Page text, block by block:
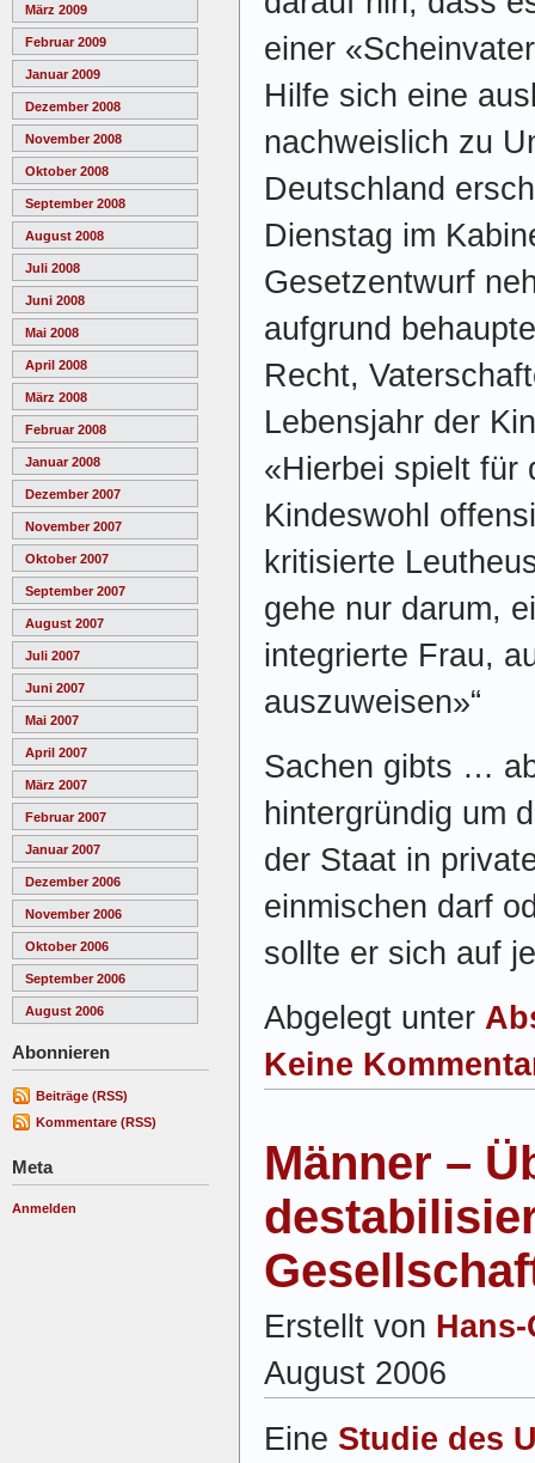
März 2009
Februar 2009
Januar 2009
Dezember 2008
November 2008
Oktober 2008
September 2008
August 2008
Juli 2008
Juni 2008
Mai 2008
April 2008
März 2008
Februar 2008
Januar 2008
Dezember 2007
November 2007
Oktober 2007
September 2007
August 2007
Juli 2007
Juni 2007
Mai 2007
April 2007
März 2007
Februar 2007
Januar 2007
Dezember 2006
November 2006
Oktober 2006
September 2006
August 2006
Abonnieren
Beiträge (RSS)
Kommentare (RSS)
Meta
Anmelden
einer
Hilfe sich eine
nachweislich zu
Deutschland
Dienstag im
Gesetzentwurf
aufgrund
Recht,
Lebensjahr der
«Hierbei spielt für
Kindeswohl
kritisierte
gehe nur darum,
integrierte Frau,
auszuweisen»“
Sachen gibts …
hintergründig um
der Staat in
einmischen darf
sollte er sich auf
Abgelegt unter
Keine
Männer –
Erstellt von
August 2006
Eine Studie des